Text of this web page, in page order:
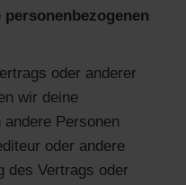
oder anderer
wir deine
Personen
oder andere
des Vertrags oder